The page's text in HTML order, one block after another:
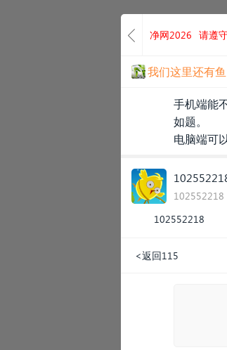
净网2026 请遵
我们这里还有鱼
手机端能
如题。
电脑端可
102552218
102552218
<返回115